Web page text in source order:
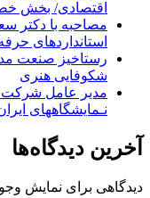
اقتصادی/ بخش
مصاحبه با دکتر
استانداردهای
رستاخیز صنعت
شکوفایی هنری
مدير عامل شرکت
نـمايشگاههای
آخرین دیدگاه‌ها
دیدگاهی برای نمایش